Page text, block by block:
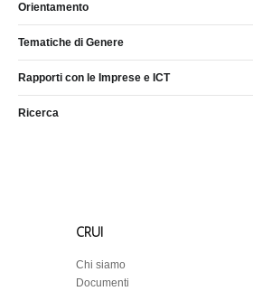
Orientamento
Tematiche di Genere
Rapporti con le Imprese e ICT
Ricerca
CRUI
Chi siamo
Documenti